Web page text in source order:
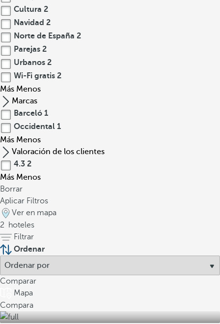
Cultura 2
Navidad 2
Norte de España 2
Parejas 2
Urbanos 2
Wi-Fi gratis 2
Más Menos
Marcas
Barceló 1
Occidental 1
Más Menos
Valoración de los clientes
4.3 2
Más Menos
Borrar
Aplicar Filtros
Ver en mapa
2
hoteles
Filtrar
Ordenar
Comparar
Mapa
Compara